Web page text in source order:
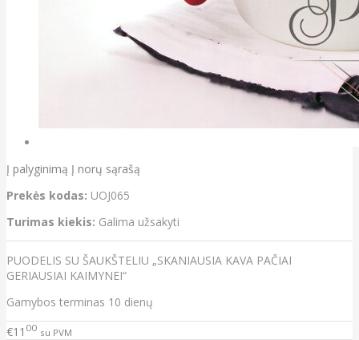
Į palyginimą Į norų sąrašą
Prekės kodas: UOJ065
Turimas kiekis: Galima užsakyti
PUODELIS SU ŠAUKŠTELIU „SKANIAUSIA KAVA PAČIAI
GERIAUSIAI KAIMYNEI“
Gamybos terminas 10 dienų
€11 00 su PVM